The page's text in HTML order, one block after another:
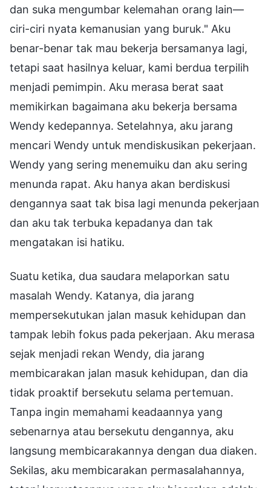
dan suka mengumbar kelemahan orang lain—
ciri-ciri nyata kemanusian yang buruk." Aku
benar-benar tak mau bekerja bersamanya lagi,
tetapi saat hasilnya keluar, kami berdua terpilih
menjadi pemimpin. Aku merasa berat saat
memikirkan bagaimana aku bekerja bersama
Wendy kedepannya. Setelahnya, aku jarang
mencari Wendy untuk mendiskusikan pekerjaan.
Wendy yang sering menemuiku dan aku sering
menunda rapat. Aku hanya akan berdiskusi
dengannya saat tak bisa lagi menunda pekerjaan
dan aku tak terbuka kepadanya dan tak
mengatakan isi hatiku.
Suatu ketika, dua saudara melaporkan satu
masalah Wendy. Katanya, dia jarang
mempersekutukan jalan masuk kehidupan dan
tampak lebih fokus pada pekerjaan. Aku merasa
sejak menjadi rekan Wendy, dia jarang
membicarakan jalan masuk kehidupan, dan dia
tidak proaktif bersekutu selama pertemuan.
Tanpa ingin memahami keadaannya yang
sebenarnya atau bersekutu dengannya, aku
langsung membicarakannya dengan dua diaken.
Sekilas, aku membicarakan permasalahannya,